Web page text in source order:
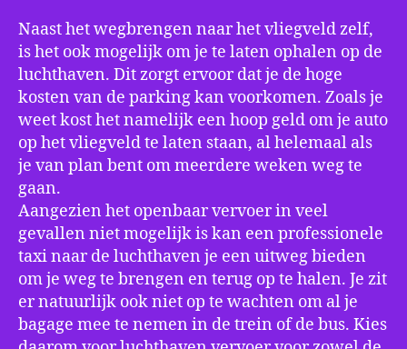
Naast het wegbrengen naar het vliegveld zelf,
is het ook mogelijk om je te laten ophalen op de
luchthaven. Dit zorgt ervoor dat je de hoge
kosten van de parking kan voorkomen. Zoals je
weet kost het namelijk een hoop geld om je auto
op het vliegveld te laten staan, al helemaal als
je van plan bent om meerdere weken weg te
gaan.
Aangezien het openbaar vervoer in veel
gevallen niet mogelijk is kan een professionele
taxi naar de luchthaven je een uitweg bieden
om je weg te brengen en terug op te halen. Je zit
er natuurlijk ook niet op te wachten om al je
bagage mee te nemen in de trein of de bus. Kies